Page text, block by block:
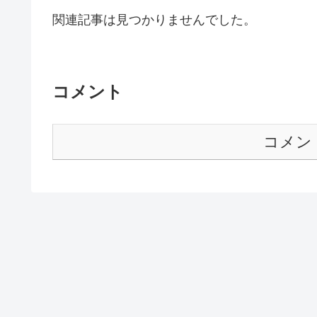
関連記事は見つかりませんでした。
コメント
コメン